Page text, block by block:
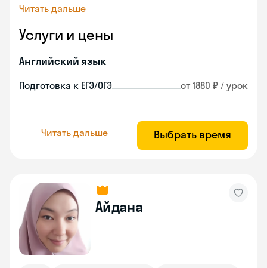
Читать дальше
Услуги и цены
Английский язык
Подготовка к ЕГЭ/ОГЭ от 1880 ₽ / урок
Читать дальше Выбрать время
Айдана